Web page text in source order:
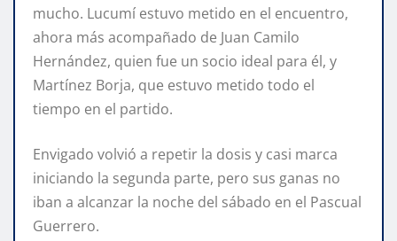
mucho. Lucumí estuvo metido en el encuentro,
ahora más acompañado de Juan Camilo
Hernández, quien fue un socio ideal para él, y
Martínez Borja, que estuvo metido todo el
tiempo en el partido.
Envigado volvió a repetir la dosis y casi marca
iniciando la segunda parte, pero sus ganas no
iban a alcanzar la noche del sábado en el Pascual
Guerrero.